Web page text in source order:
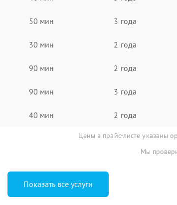
50 мин 3 года
30 мин 2 года
90 мин 2 года
90 мин 3 года
40 мин 2 года
Цены в прайс-листе указаны
Мы
Показать все услуги